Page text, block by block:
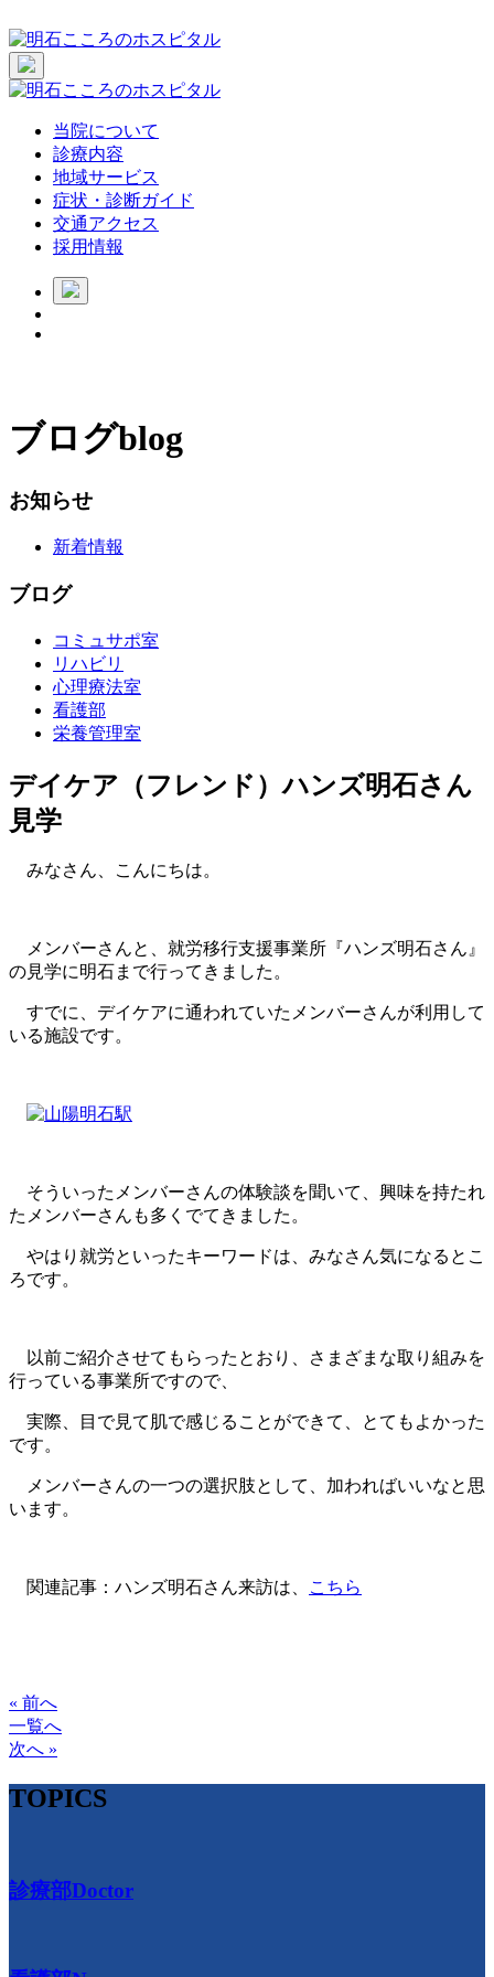
当院について
診療内容
地域サービス
症状・診断ガイド
交通アクセス
採用情報
ブログblog
お知らせ
新着情報
ブログ
コミュサポ室
リハビリ
心理療法室
看護部
栄養管理室
デイケア（フレンド）ハンズ明石さん
見学
みなさん、こんにちは。
メンバーさんと、就労移行支援事業所『ハンズ明石さん』
の見学に明石まで行ってきました。
すでに、デイケアに通われていたメンバーさんが利用して
いる施設です。
そういったメンバーさんの体験談を聞いて、興味を持たれ
たメンバーさんも多くでてきました。
やはり就労といったキーワードは、みなさん気になるとこ
ろです。
以前ご紹介させてもらったとおり、さまざまな取り組みを
行っている事業所ですので、
実際、目で見て肌で感じることができて、とてもよかった
です。
メンバーさんの一つの選択肢として、加わればいいなと思
います。
関連記事：ハンズ明石さん来訪は、 こちら
« 前へ
一覧へ
次へ »
TOPICS
診療部Doctor